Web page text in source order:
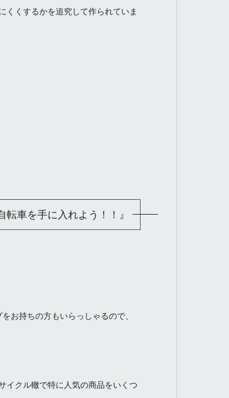
くくするかを追究して作られていま
車を手に入れよう！！』
お持ちの方もいらっしゃるので、
イクル轍で特に人気の商品をいくつ